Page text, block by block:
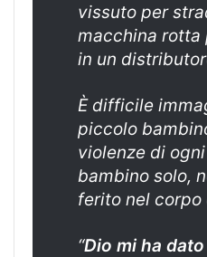
vissuto per
macchina rotta
in un
È difficile
piccolo
violenze di
bambino solo,
ferito nel corpo
“Dio mi ha